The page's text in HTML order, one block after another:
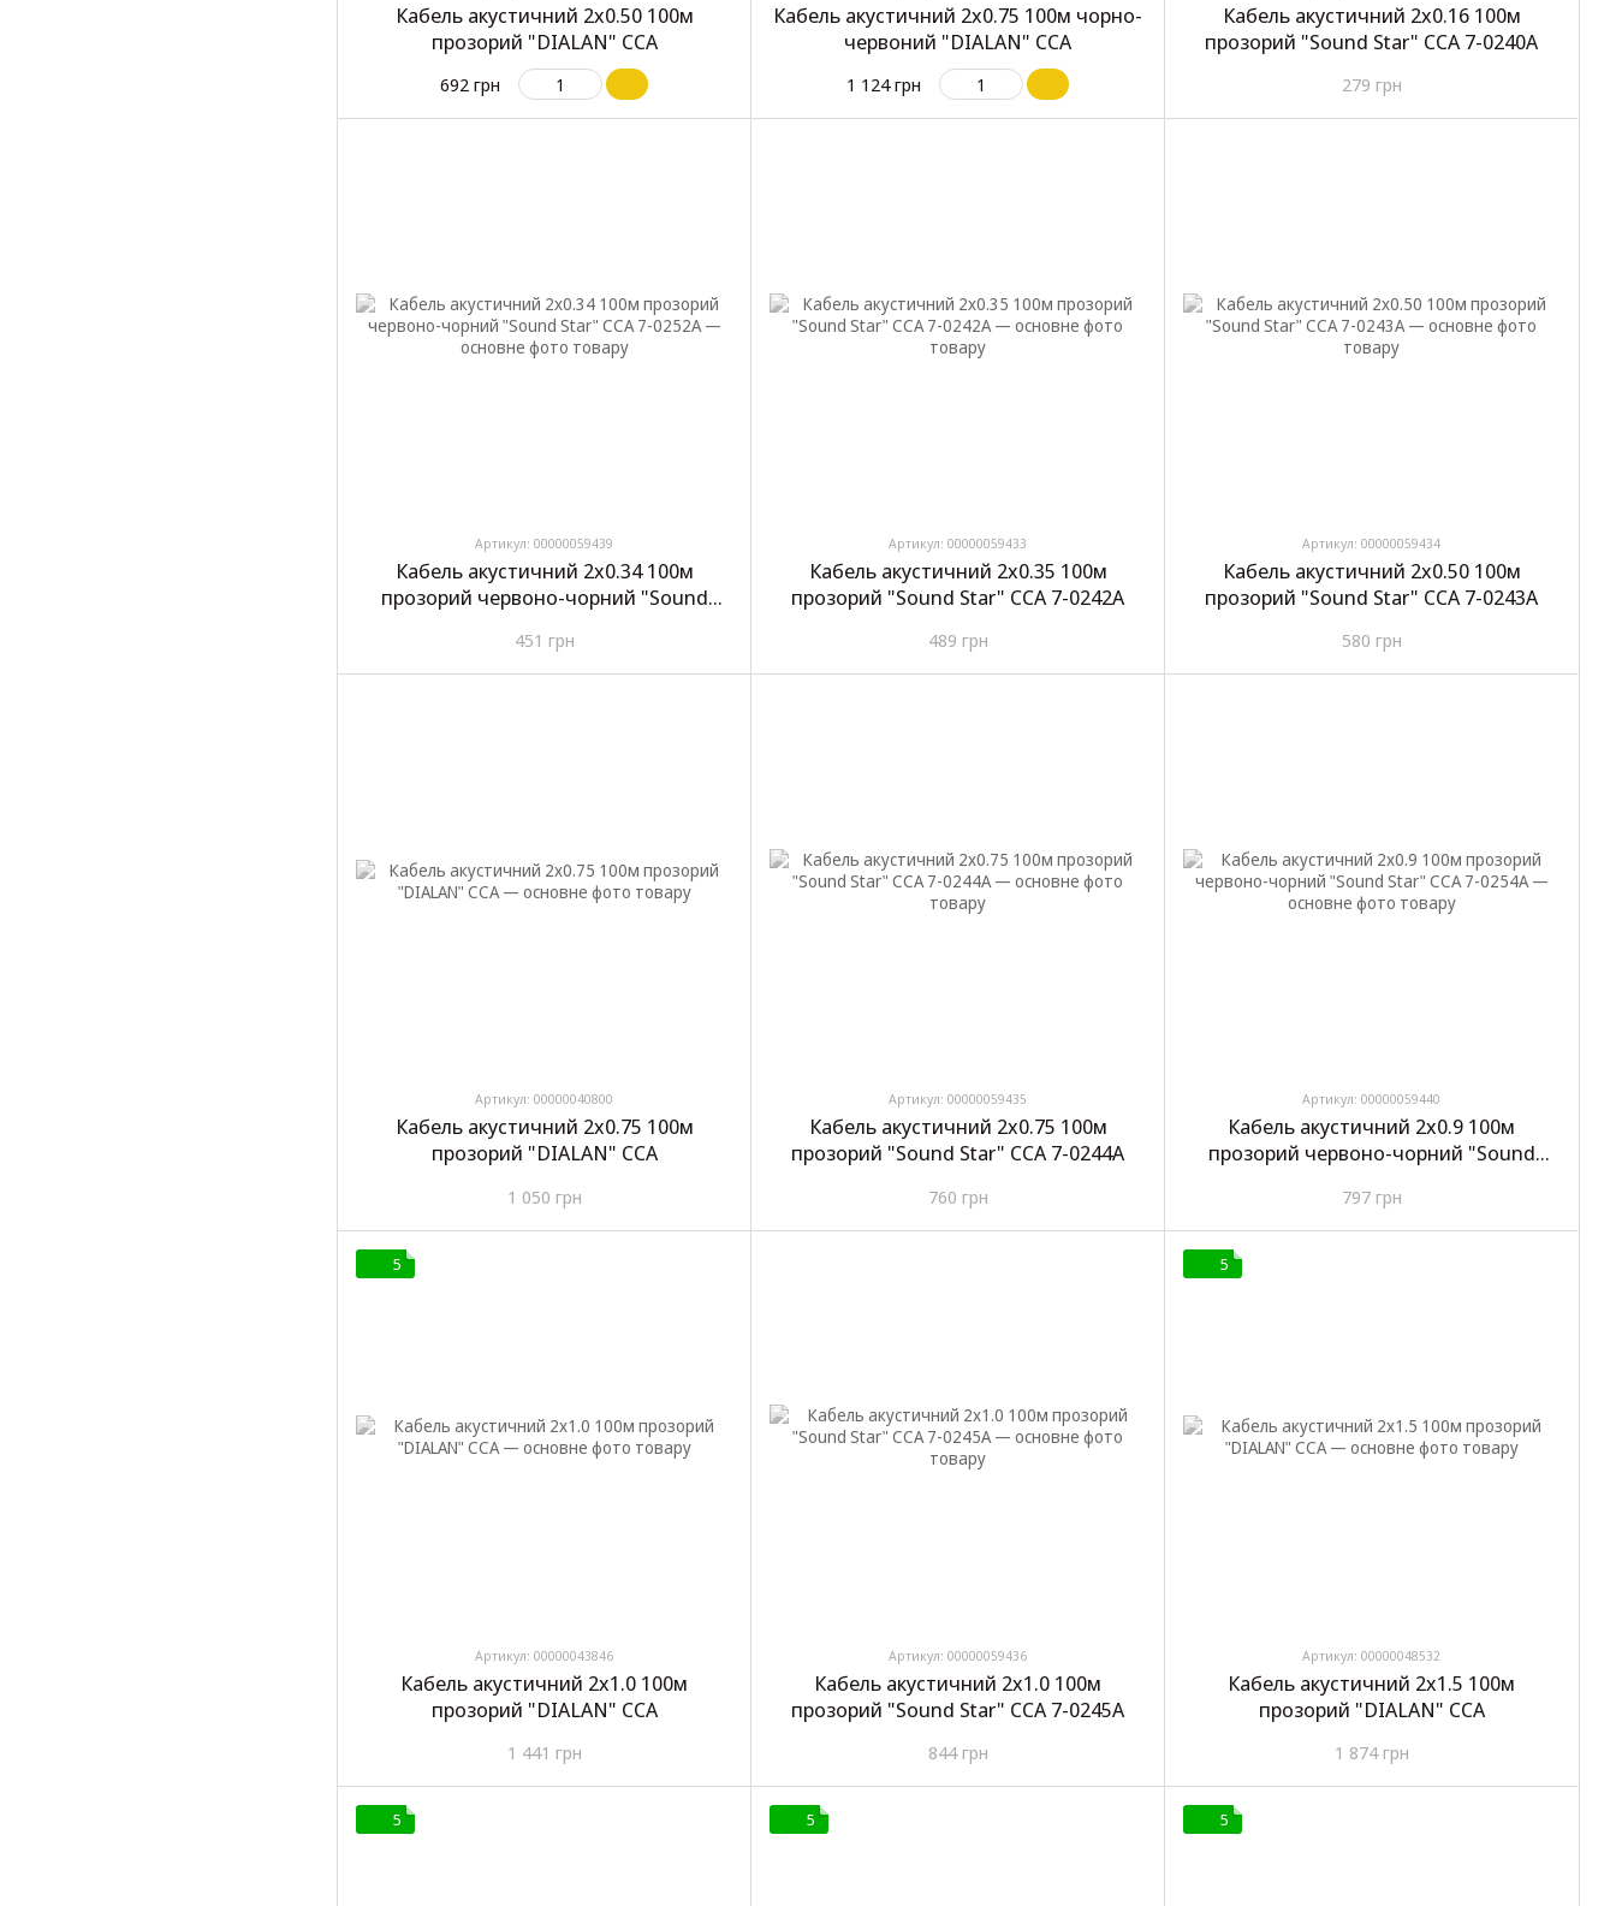
Кабель акустичний 2х0.50 100м
прозорий "DIALAN" CCA
692 грн
Кабель акустичний 2х0.75 100м чорно-
червоний "DIALAN" CCA
1 124 грн
Кабель акустичний 2х0.16 100м
прозорий "Sound Star" CCA 7-0240A
279 грн
Артикул: 00000059439
Кабель акустичний 2х0.34 100м
прозорий червоно-чорний "Sound
451 грн
Артикул: 00000059433
Кабель акустичний 2х0.35 100м
прозорий "Sound Star" CCA 7-0242A
489 грн
Артикул: 00000059434
Кабель акустичний 2х0.50 100м
прозорий "Sound Star" CCA 7-0243A
580 грн
Артикул: 00000040800
Кабель акустичний 2х0.75 100м
прозорий "DIALAN" CCA
1 050 грн
Артикул: 00000059435
Кабель акустичний 2х0.75 100м
прозорий "Sound Star" CCA 7-0244A
760 грн
Артикул: 00000059440
Кабель акустичний 2х0.9 100м
прозорий червоно-чорний "Sound
797 грн
5
Артикул: 00000043846
Кабель акустичний 2х1.0 100м
прозорий "DIALAN" CCA
1 441 грн
Артикул: 00000059436
Кабель акустичний 2х1.0 100м
прозорий "Sound Star" CCA 7-0245A
844 грн
5
Артикул: 00000048532
Кабель акустичний 2х1.5 100м
прозорий "DIALAN" CCA
1 874 грн
5 5 5